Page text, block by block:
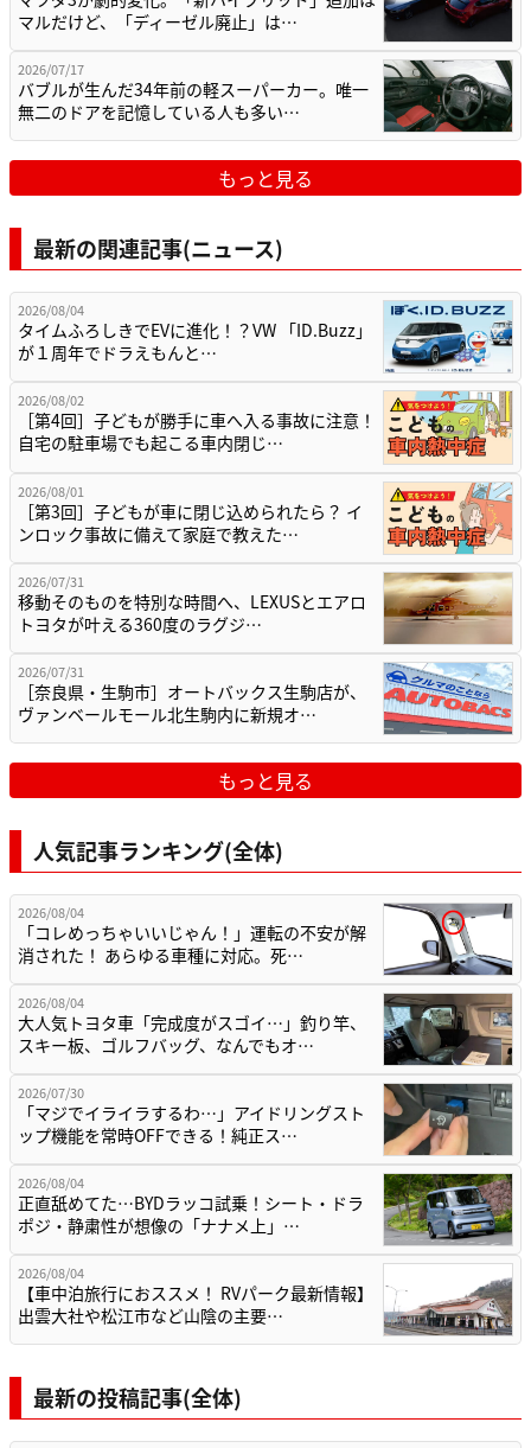
マルだけど、「ディーゼル廃止」は…
2026/07/17
バブルが生んだ34年前の軽スーパーカー。唯一
無二のドアを記憶している人も多い…
もっと見る
最新の関連記事(ニュース)
2026/08/04
タイムふろしきでEVに進化！？VW 「ID.Buzz」
が１周年でドラえもんと…
2026/08/02
［第4回］子どもが勝手に車へ入る事故に注意！
自宅の駐車場でも起こる車内閉じ…
2026/08/01
［第3回］子どもが車に閉じ込められたら？ イ
ンロック事故に備えて家庭で教えた…
2026/07/31
移動そのものを特別な時間へ、LEXUSとエアロ
トヨタが叶える360度のラグジ…
2026/07/31
［奈良県・生駒市］オートバックス生駒店が、
ヴァンベールモール北生駒内に新規オ…
もっと見る
人気記事ランキング(全体)
2026/08/04
「コレめっちゃいいじゃん！」運転の不安が解
消された！ あらゆる車種に対応。死…
2026/08/04
大人気トヨタ車「完成度がスゴイ…」釣り竿、
スキー板、ゴルフバッグ、なんでもオ…
2026/07/30
「マジでイライラするわ…」アイドリングスト
ップ機能を常時OFFできる！純正ス…
2026/08/04
正直舐めてた…BYDラッコ試乗！シート・ドラ
ポジ・静粛性が想像の「ナナメ上」…
2026/08/04
【車中泊旅行におススメ！ RVパーク最新情報】
出雲大社や松江市など山陰の主要…
最新の投稿記事(全体)